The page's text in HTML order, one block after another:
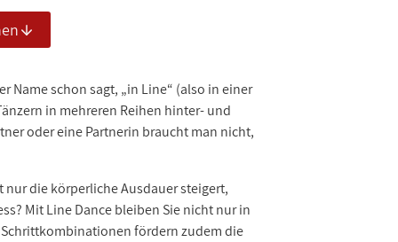
Name schon sagt, „in Line“ (also in einer
in mehreren Reihen hinter- und
oder eine Partnerin braucht man nicht,
nur die körperliche Ausdauer steigert,
Mit Line Dance bleiben Sie nicht nur in
fördern zudem die